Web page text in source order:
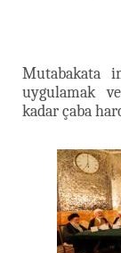
Mutabakata
uygulamak
kadar çaba